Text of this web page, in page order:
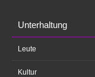
Unterhaltung
Leute
Kultur